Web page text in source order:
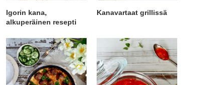
Igorin kana,
alkuperäinen resepti
Kanavartaat grillissä